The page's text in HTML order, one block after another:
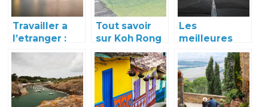
Travailler a
l’etranger :
notre tour du
monde des
pays les plus
sollicites
Tout savoir
sur Koh Rong
Samloem
Les
meilleures
destinations
touristiques a
ne pas
manquer au
Mexique